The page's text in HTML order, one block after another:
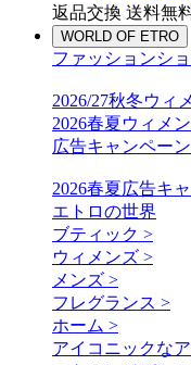
返品交換 送料無
WORLD OF ETRO
ファッションシ
2026/27秋冬ウィ
2026春夏ウィメ
広告キャンペーン
2026春夏広告キ
エトロの世界
ブティック >
ウィメンズ >
メンズ >
フレグランス >
ホーム >
アイコニックな